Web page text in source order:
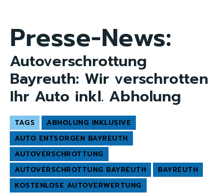
Presse-News:
Autoverschrottung
Bayreuth: Wir verschrotten
Ihr Auto inkl. Abholung
TAGS
ABHOLUNG INKLUSIVE
AUTO ENTSORGEN BAYREUTH
AUTOVERSCHROTTUNG
AUTOVERSCHROTTUNG BAYREUTH
BAYREUTH
KOSTENLOSE AUTOVERWERTUNG